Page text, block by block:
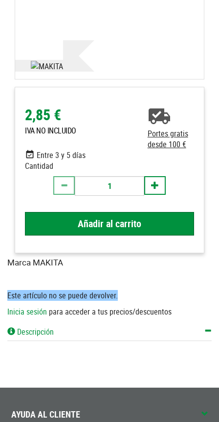
2,85 €
IVA NO INCLUIDO
Portes gratis
desde 100 €
Entre 3 y 5 días
Cantidad
Añadir al carrito
Marca MAKITA
Este artículo no se puede devolver.
Inicia sesión para acceder a tus precios/descuentos
Descripción
AYUDA AL CLIENTE